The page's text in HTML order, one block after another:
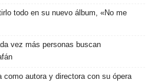
todo en su nuevo álbum, «No me
vez más personas buscan
como autora y directora con su ópera